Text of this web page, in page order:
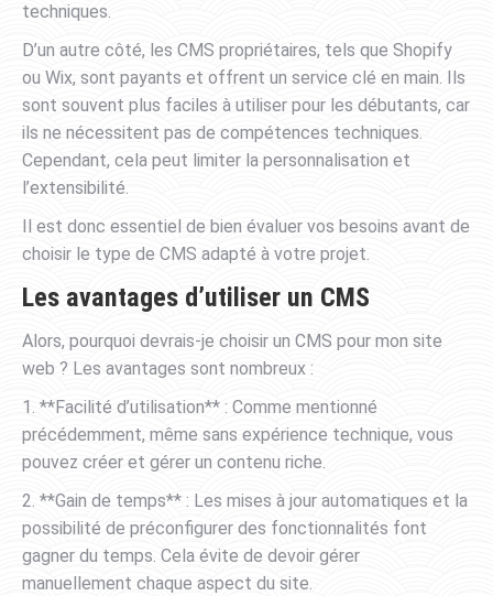
techniques.
D’un autre côté, les CMS propriétaires, tels que Shopify
ou Wix, sont payants et offrent un service clé en main. Ils
sont souvent plus faciles à utiliser pour les débutants, car
ils ne nécessitent pas de compétences techniques.
Cependant, cela peut limiter la personnalisation et
l’extensibilité.
Il est donc essentiel de bien évaluer vos besoins avant de
choisir le type de CMS adapté à votre projet.
Les avantages d’utiliser un CMS
Alors, pourquoi devrais-je choisir un CMS pour mon site
web ? Les avantages sont nombreux :
1. **Facilité d’utilisation** : Comme mentionné
précédemment, même sans expérience technique, vous
pouvez créer et gérer un contenu riche.
2. **Gain de temps** : Les mises à jour automatiques et la
possibilité de préconfigurer des fonctionnalités font
gagner du temps. Cela évite de devoir gérer
manuellement chaque aspect du site.